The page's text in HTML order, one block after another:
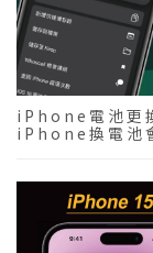
iPhone電池更
iPhone換電池